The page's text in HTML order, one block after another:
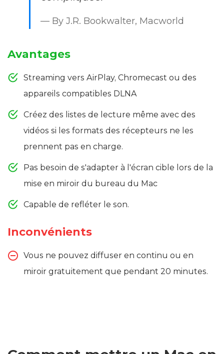
— By J.R. Bookwalter, Macworld
Avantages
Streaming vers AirPlay, Chromecast ou des
appareils compatibles DLNA
Créez des listes de lecture même avec des
vidéos si les formats des récepteurs ne les
prennent pas en charge.
Pas besoin de s'adapter à l'écran cible lors de la
mise en miroir du bureau du Mac
Capable de refléter le son.
Inconvénients
Vous ne pouvez diffuser en continu ou en
miroir gratuitement que pendant 20 minutes.